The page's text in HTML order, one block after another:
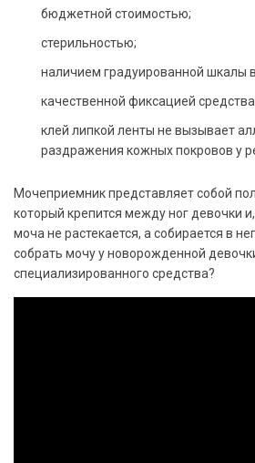
бюджетной стоимостью;
стерильностью;
наличием градуированной шкалы
качественной фиксацией
клей липкой ленты не вызывает
раздражения кожных покровов у
Мочеприемник представляет собой
который крепится между ног девочки
моча не растекается, а собирается в
собрать мочу у новорожденной
специализированного средства?